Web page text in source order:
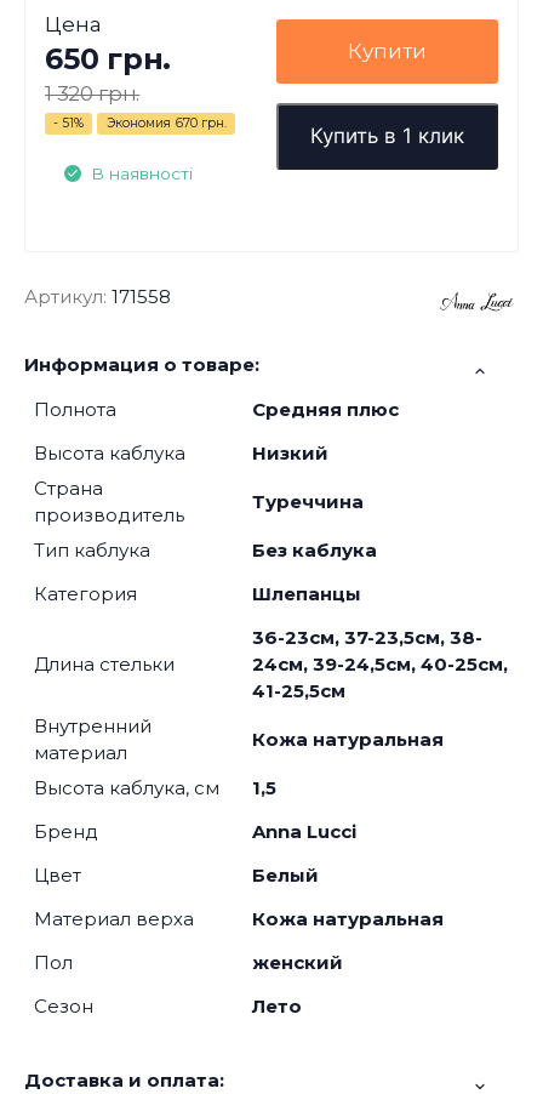
Цена
650 грн.
1 320 грн.
- 51% Экономия 670 грн.
В наявності
Купити
Купить в 1 клик
Артикул: 171558
Информация о товаре:
Полнота
Средняя плюс
Высота каблука
Низкий
Страна
производитель
Туреччина
Тип каблука
Без каблука
Категория
Шлепанцы
Длина стельки
36-23см, 37-23,5см, 38-
24см, 39-24,5см, 40-25см,
41-25,5см
Внутренний
материал
Кожа натуральная
Высота каблука, см
1,5
Бренд
Anna Lucci
Цвет
Белый
Материал верха
Кожа натуральная
Пол
женский
Сезон
Лето
Доставка и оплата: